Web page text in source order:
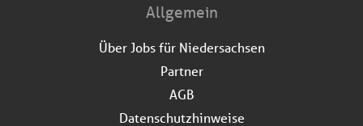
Allgemein
Über Jobs für Niedersachsen
Partner
AGB
Datenschutzhinweise